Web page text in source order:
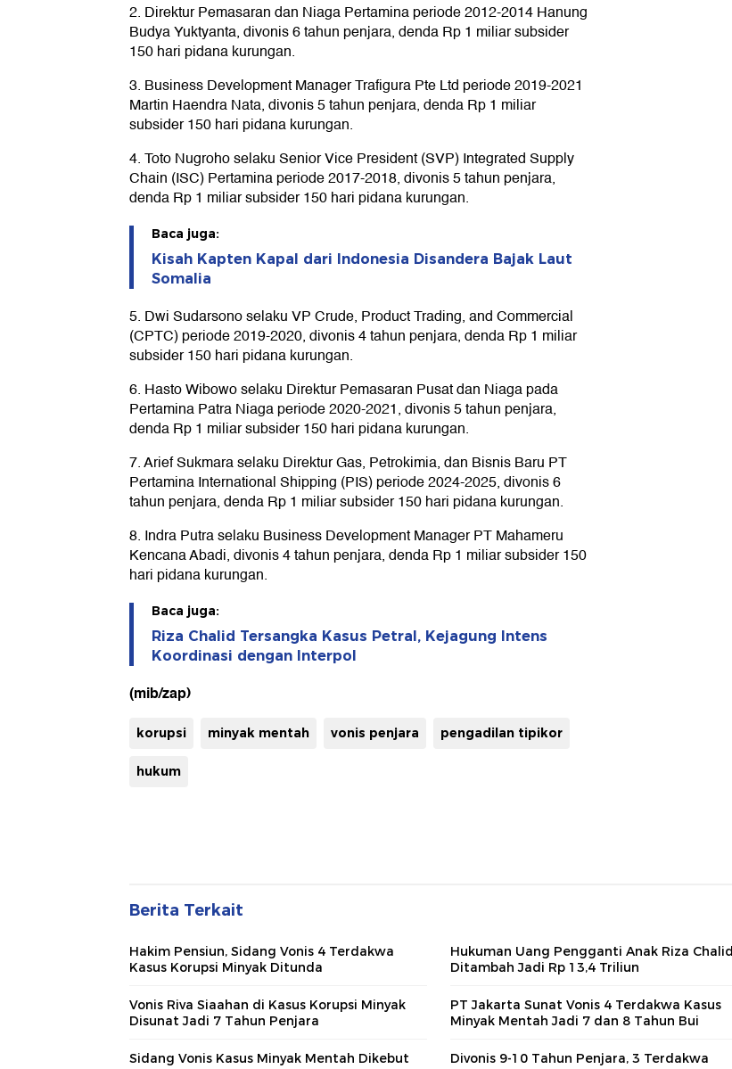
2. Direktur Pemasaran dan Niaga Pertamina periode 2012-2014 Hanung
Budya Yuktyanta, divonis 6 tahun penjara, denda Rp 1 miliar subsider
150 hari pidana kurungan.
3. Business Development Manager Trafigura Pte Ltd periode 2019-2021
Martin Haendra Nata, divonis 5 tahun penjara, denda Rp 1 miliar
subsider 150 hari pidana kurungan.
4. Toto Nugroho selaku Senior Vice President (SVP) Integrated Supply
Chain (ISC) Pertamina periode 2017-2018, divonis 5 tahun penjara,
denda Rp 1 miliar subsider 150 hari pidana kurungan.
Baca juga:
Kisah Kapten Kapal dari Indonesia Disandera Bajak Laut
Somalia
5. Dwi Sudarsono selaku VP Crude, Product Trading, and Commercial
(CPTC) periode 2019-2020, divonis 4 tahun penjara, denda Rp 1 miliar
subsider 150 hari pidana kurungan.
6. Hasto Wibowo selaku Direktur Pemasaran Pusat dan Niaga pada
Pertamina Patra Niaga periode 2020-2021, divonis 5 tahun penjara,
denda Rp 1 miliar subsider 150 hari pidana kurungan.
7. Arief Sukmara selaku Direktur Gas, Petrokimia, dan Bisnis Baru PT
Pertamina International Shipping (PIS) periode 2024-2025, divonis 6
tahun penjara, denda Rp 1 miliar subsider 150 hari pidana kurungan.
8. Indra Putra selaku Business Development Manager PT Mahameru
Kencana Abadi, divonis 4 tahun penjara, denda Rp 1 miliar subsider 150
hari pidana kurungan.
Baca juga:
Riza Chalid Tersangka Kasus Petral, Kejagung Intens
Koordinasi dengan Interpol
(mib/zap)
korupsi minyak mentah vonis penjara pengadilan tipikor
hukum
Berita Terkait
Hakim Pensiun, Sidang Vonis 4 Terdakwa
Kasus Korupsi Minyak Ditunda
Hukuman Uang Pengganti Anak Riza Chalid
Ditambah Jadi Rp 13,4 Triliun
Vonis Riva Siaahan di Kasus Korupsi Minyak
Disunat Jadi 7 Tahun Penjara
PT Jakarta Sunat Vonis 4 Terdakwa Kasus
Minyak Mentah Jadi 7 dan 8 Tahun Bui
Sidang Vonis Kasus Minyak Mentah Dikebut
Divonis 9-10 Tahun Penjara, 3 Terdakwa